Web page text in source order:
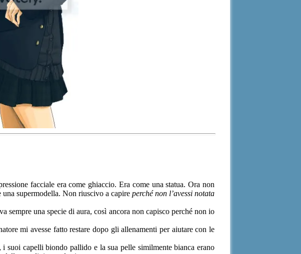
facciale era come ghiaccio. Era come una statua. Ora non
una supermodella. Non riuscivo a capireperché non l’avessi notata
sempre una specie di aura, così ancora non capisco perché non io
mi avesse fatto restare dopo gli allenamenti per aiutare con le
suoi capelli biondo pallido e la sua pelle similmente bianca erano